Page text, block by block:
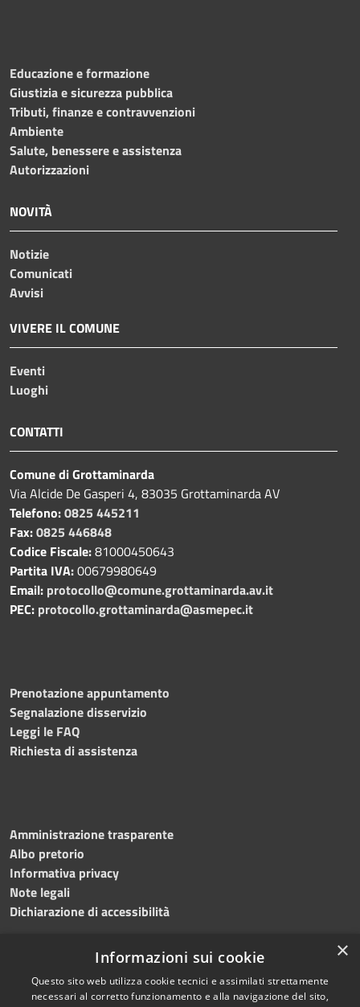
Educazione e formazione
Giustizia e sicurezza pubblica
Tributi, finanze e contravvenzioni
Ambiente
Salute, benessere e assistenza
Autorizzazioni
NOVITÀ
Notizie
Comunicati
Avvisi
VIVERE IL COMUNE
Eventi
Luoghi
CONTATTI
Comune di Grottaminarda
Via Alcide De Gasperi 4, 83035 Grottaminarda AV
Telefono:0825 445211
Fax:0825 446848
Codice Fiscale:81000450643
Partita IVA:00679980649
Email: protocollo@comune.grottaminarda.av.it
PEC: protocollo.grottaminarda@asmepec.it
Prenotazione appuntamento
Segnalazione disservizio
Leggi le FAQ
Richiesta di assistenza
Amministrazione trasparente
Albo pretorio
Informativa privacy
Note legali
Dichiarazione di accessibilità
RSS
Copyright © 2024 •
×
Informazioni sui cookie
Questo sito web utilizza cookie tecnici e assimilati strettamente
necessari al corretto funzionamento e alla navigazione del sito,